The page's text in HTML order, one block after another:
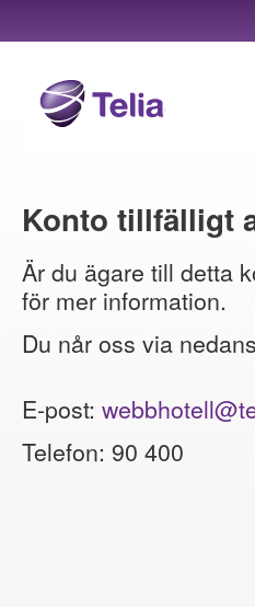
Konto tillfälligt
Är du ägare till detta
för mer information.
Du når oss via
E-post:
Telefon: 90 400